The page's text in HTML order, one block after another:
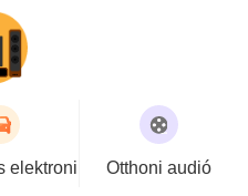
elektronika Otthoni audió